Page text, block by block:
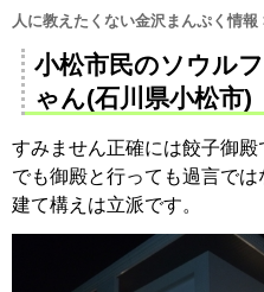
人に教えたくない金沢まんぷく情報
小松市民のソウル
ゃん(石川県小松市)
すみません正確には餃子御
でも御殿と行っても過言で
建て構えは立派です。